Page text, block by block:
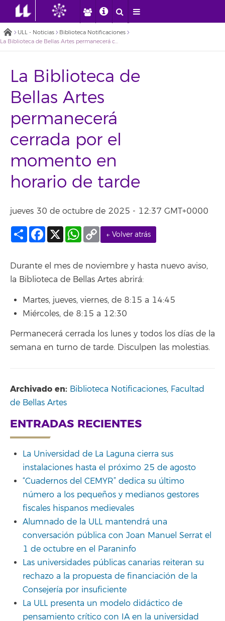
ULL - Noticias
Biblioteca Notificaciones
La Biblioteca de Bellas Artes permanecerá cerrada por el momento en horario de tarde
La Biblioteca de
Bellas Artes
permanecerá
cerrada por el
momento en
horario de tarde
jueves 30 de octubre de 2025 - 12:37 GMT+0000
← Volver atrás
Compartir
Facebook
X WhatsApp
Copy
Link
Durante el mes de noviembre y hasta nuevo aviso,
la Biblioteca de Bellas Artes abrirá:
Martes, jueves, viernes, de 8:15 a 14:45
Miércoles, de 8:15 a 12:30
Permanecerá cerrada los lunes y todos los días de la
semana en turno de tarde. Disculpen las molestias.
Archivado en: Biblioteca Notificaciones, Facultad
de Bellas Artes
ENTRADAS RECIENTES
La Universidad de La Laguna cierra sus
instalaciones hasta el próximo 25 de agosto
“Cuadernos del CEMYR” dedica su último
número a los pequeños y medianos gestores
fiscales hispanos medievales
Alumnado de la ULL mantendrá una
conversación pública con Joan Manuel Serrat el
1 de octubre en el Paraninfo
Las universidades públicas canarias reiteran su
rechazo a la propuesta de financiación de la
Consejería por insuficiente
La ULL presenta un modelo didáctico de
pensamiento crítico con IA en la universidad